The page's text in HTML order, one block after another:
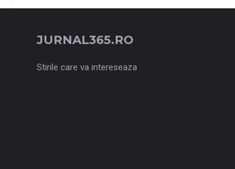
JURNAL365.RO
Stirile care va intereseaza